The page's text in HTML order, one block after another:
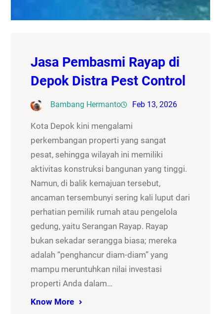
Jasa Pembasmi Rayap di
Depok Distra Pest Control
Bambang Hermanto Feb 13, 2026
Kota Depok kini mengalami
perkembangan properti yang sangat
pesat, sehingga wilayah ini memiliki
aktivitas konstruksi bangunan yang tinggi.
Namun, di balik kemajuan tersebut,
ancaman tersembunyi sering kali luput dari
perhatian pemilik rumah atau pengelola
gedung, yaitu Serangan Rayap. Rayap
bukan sekadar serangga biasa; mereka
adalah “penghancur diam-diam” yang
mampu meruntuhkan nilai investasi
properti Anda dalam…
Know More